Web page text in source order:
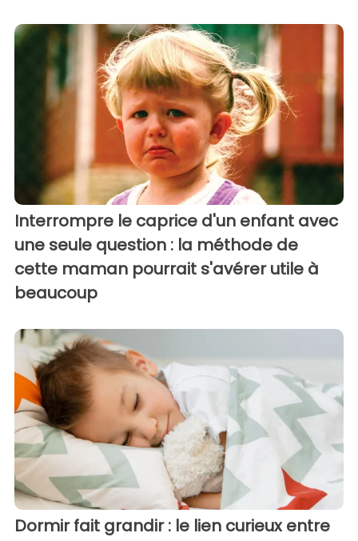
Interrompre le caprice d'un enfant avec
une seule question : la méthode de
cette maman pourrait s'avérer utile à
beaucoup
Dormir fait grandir : le lien curieux entre